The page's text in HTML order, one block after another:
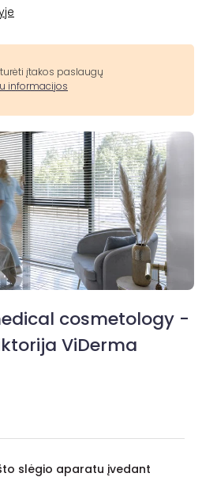
įtakos paslaugų
informacijos
cosmetology -
ViDerma
slėgio aparatu įvedant